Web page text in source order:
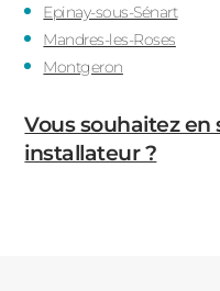
Epinay-sous-Sénart
Mandres-les-Roses
Montgeron
Vous souhaitez en
installateur ?